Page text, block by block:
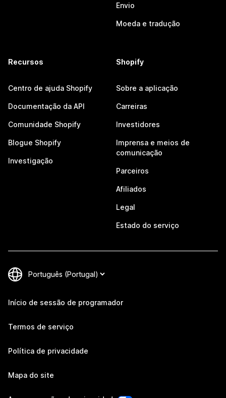
Envio
Moeda e tradução
Recursos
Centro de ajuda Shopify
Documentação da API
Comunidade Shopify
Blogue Shopify
Investigação
Shopify
Sobre a aplicação
Carreiras
Investidores
Imprensa e meios de
comunicação
Parceiros
Afiliados
Legal
Estado do serviço
Início de sessão de programador
Termos de serviço
Política de privacidade
Mapa do site